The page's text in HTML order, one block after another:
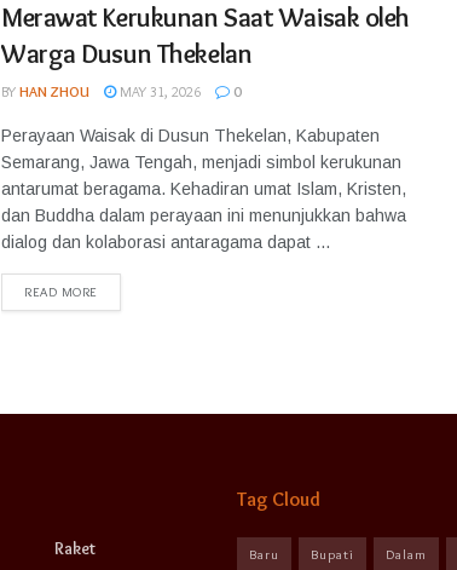
Merawat Kerukunan Saat Waisak oleh
Warga Dusun Thekelan
BY HAN ZHOU MAY 31, 2026 0
Perayaan Waisak di Dusun Thekelan, Kabupaten
Semarang, Jawa Tengah, menjadi simbol kerukunan
antarumat beragama. Kehadiran umat Islam, Kristen,
dan Buddha dalam perayaan ini menunjukkan bahwa
dialog dan kolaborasi antaragama dapat ...
READ MORE
Raket
Tag Cloud
Baru Bupati Dalam